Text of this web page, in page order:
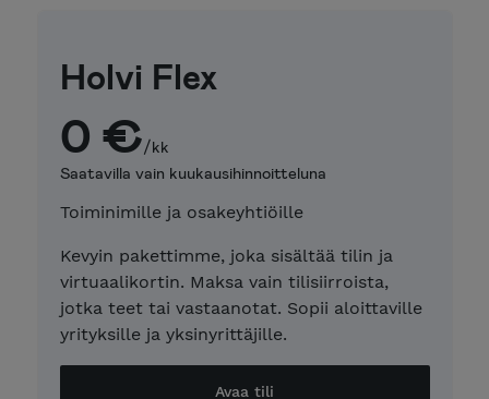
Holvi Flex
0 €/kk
Saatavilla vain kuukausihinnoitteluna
Toiminimille ja osakeyhtiöille
Kevyin pakettimme, joka sisältää tilin ja
virtuaalikortin. Maksa vain tilisiirroista,
jotka teet tai vastaanotat. Sopii aloittaville
yrityksille ja yksinyrittäjille.
Avaa tili